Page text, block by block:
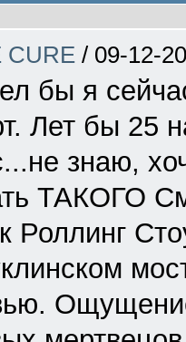
CURE / 09-12-
бы я
Лет бы 25
знаю,
ТАКОГО
Роллинг